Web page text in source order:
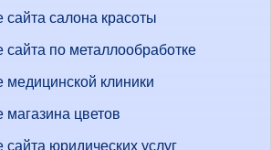
салона красоты
по металлообработке
клиники
цветов
юридических услуг